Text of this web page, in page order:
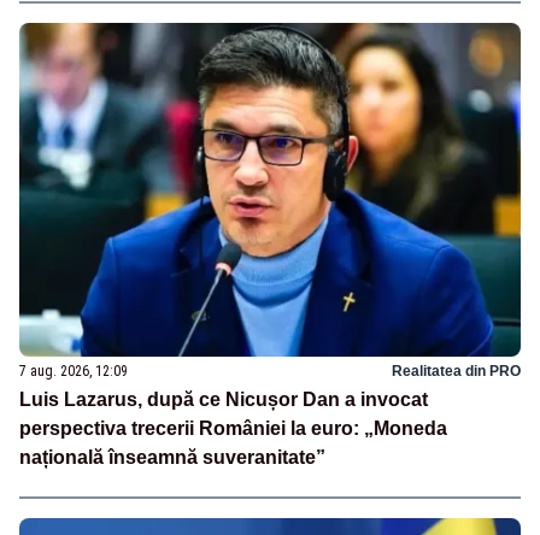
7 aug. 2026, 12:09 Realitatea din PRO
Luis Lazarus, după ce Nicușor Dan a invocat
perspectiva trecerii României la euro: „Moneda
națională înseamnă suveranitate”